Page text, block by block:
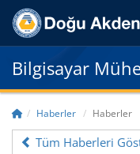
Bilgisayar
Haberler Haberler
Tüm Haberleri